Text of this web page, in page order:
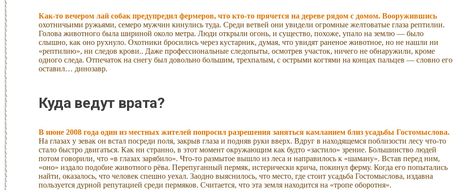
Как-то вечером лай собак предупредил фермеров, что кто-то прячется на дереве рядом с домом. Вооружившись
охотничьими ружьями, семеро мужчин кинулись туда. Среди ветвей они увидели огромные желтоватые глаза рептилии.
Голова животного была шириной около метра. Люди открыли огонь, и существо, похоже, упало на землю — было
слышно, как оно рухнуло. Охотники бросились через кустарник, думая, что увидят раненое животное, но не нашли ни
«рептилию», ни следов крови.. Даже профессиональные следопыты, осмотрев участок, ничего не обнаружили, кроме
одного следа. Отпечаток на снегу был довольно большим, трехпалым, с острыми когтями на концах пальцев — словно его
оставил… динозавр.
Куда ведут врата?
В июне 2008 года один из местных жителей попросил разрешения заняться камланием близ усадьбы Гостомыслова.
На глазах у зевак он встал посреди поля, закрыв глаза и подняв руки вверх. Вдруг в находящемся поблизости лесу что-то
стало быстро двигаться. Как ни странно, в этот момент окружающим как будто «застило» зрение. Большинство людей
потом говорили, что «в глазах зарябило». Что-то размытое вышло из леса и направилось к «шаману». Встав перед ним,
«оно» издало подобие животного рёва. Перепуганный пермяк, истерически крича, покинул ферму. Когда его попытались
найти, оказалось, что человек спешно уехал. Заодно выяснилось, что место, где стоит усадьба Гостомыслова, издавна
пользуется дурной репутацией среди пермяков. Считается, что эта земля находится на «тропе оборотня».